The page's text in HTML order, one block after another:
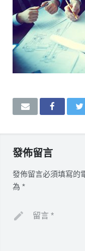
發佈留言
發佈留言必須填寫的
為 *
留言 *